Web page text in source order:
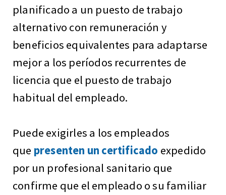
planificado a un puesto de trabajo
alternativo con remuneración y
beneficios equivalentes para adaptarse
mejor a los períodos recurrentes de
licencia que el puesto de trabajo
habitual del empleado.
Puede exigirles a los empleados
que presenten un certificado expedido
por un profesional sanitario que
confirme que el empleado o su familiar